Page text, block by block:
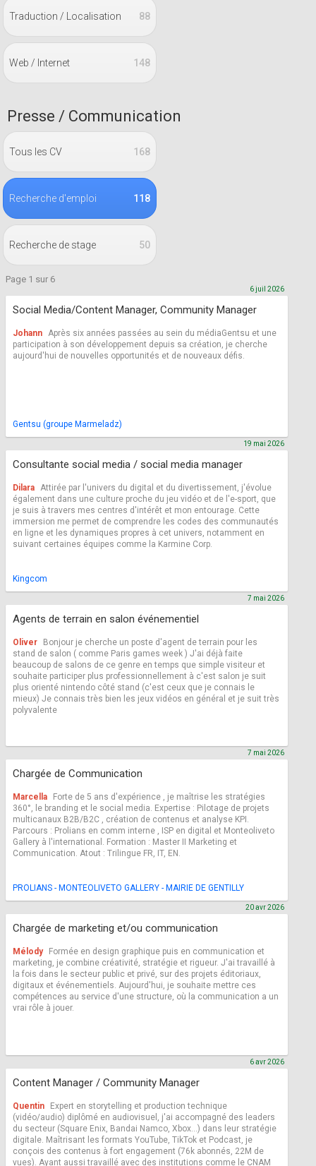
88
Traduction / Localisation
148
Web / Internet
Presse / Communication
168
Tous les CV
118
Recherche d'emploi
50
Recherche de stage
Page 1 sur 6
Social Media/Content Manager, Community Manager
6 juil 2026
Johann Après six années passées au sein du médiaGentsu et une
participation à son développement depuis sa création, je cherche
aujourd'hui de nouvelles opportunités et de nouveaux défis.
Gentsu (groupe Marmeladz)
Consultante social media / social media manager
19 mai 2026
Dilara Attirée par l'univers du digital et du divertissement, j'évolue
également dans une culture proche du jeu vidéo et de l'e-sport, que
je suis à travers mes centres d'intérêt et mon entourage. Cette
immersion me permet de comprendre les codes des communautés
en ligne et les dynamiques propres à cet univers, notamment en
suivant certaines équipes comme la Karmine Corp.
Kingcom
Agents de terrain en salon événementiel
7 mai 2026
Oliver
Bonjour je cherche un poste d'agent de terrain pour les
stand de salon ( comme Paris games week ) J'ai déjà faite
beaucoup de salons de ce genre en temps que simple visiteur et
souhaite participer plus professionnellement à c'est salon je suit
plus orienté nintendo côté stand (c'est ceux que je connais le
mieux) Je connais très bien les jeux vidéos en général et je suit très
polyvalente
Chargée de Communication
7 mai 2026
Marcella
Forte de 5 ans d'expérience , je maîtrise les stratégies
360°, le branding et le social media. Expertise : Pilotage de projets
multicanaux B2B/B2C , création de contenus et analyse KPI.
Parcours : Prolians en comm interne , ISP en digital et Monteoliveto
Gallery à l'international. Formation : Master II Marketing et
Communication. Atout : Trilingue FR, IT, EN.
PROLIANS - MONTEOLIVETO GALLERY - MAIRIE DE GENTILLY
Chargée de marketing et/ou communication
20 avr 2026
Mélody
Formée en design graphique puis en communication et
marketing, je combine créativité, stratégie et rigueur. J'ai travaillé à
la fois dans le secteur public et privé, sur des projets éditoriaux,
digitaux et événementiels. Aujourd'hui, je souhaite mettre ces
compétences au service d'une structure, où la communication a un
vrai rôle à jouer.
Content Manager / Community Manager
6 avr 2026
Quentin
Expert en storytelling et production technique
(vidéo/audio) diplômé en audiovisuel, j'ai accompagné des leaders
du secteur (Square Enix, Bandai Namco, Xbox...) dans leur stratégie
digitale. Maîtrisant les formats YouTube, TikTok et Podcast, je
conçois des contenus à fort engagement (76k abonnés, 22M de
vues). Ayant aussi travaillé avec des institutions comme le CNAM